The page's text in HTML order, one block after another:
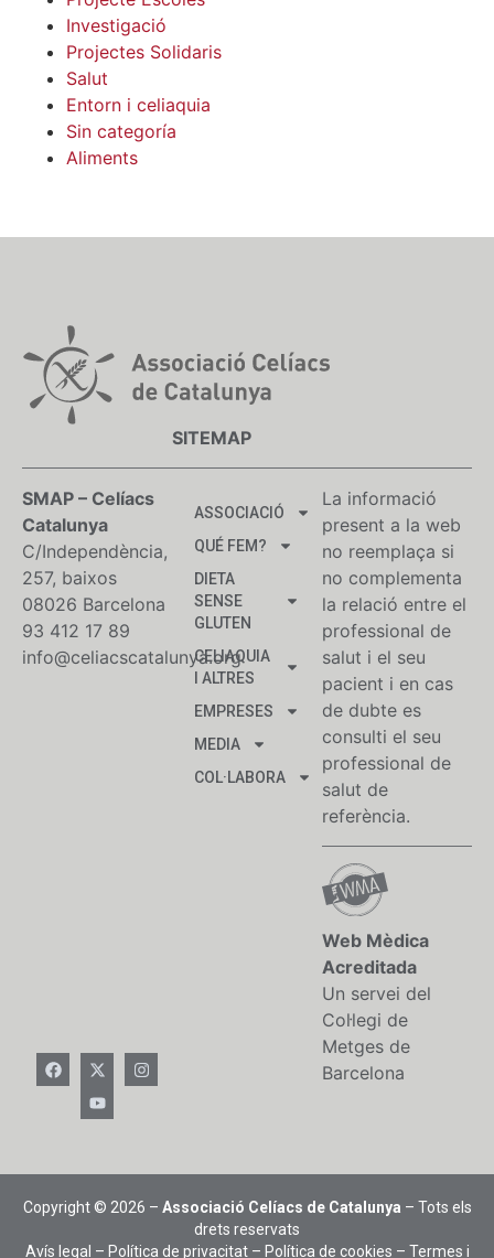
Investigació
Projectes Solidaris
Salut
Entorn i celiaquia
Sin categoría
Aliments
SMAP – Celíacs
Catalunya
C/Independència,
257, baixos
08026 Barcelona
93 412 17 89
info@celiacscatalunya.org
SITEMAP
ASSOCIACIÓ
QUÉ FEM?
DIETA
SENSE
GLUTEN
CELIAQUIA
I ALTRES
EMPRESES
MEDIA
COL·LABORA
La informació
present a la web
no reemplaça si
no complementa
la relació entre el
professional de
salut i el seu
pacient i en cas
de dubte es
consulti el seu
professional de
salut de
referència.
Web Mèdica
Acreditada
Un servei del
Col·legi de
Metges de
Barcelona
Copyright © 2026 – Associació Celíacs de Catalunya – Tots els
drets reservats
Avís legal – Política de privacitat– Política de cookies – Termes i